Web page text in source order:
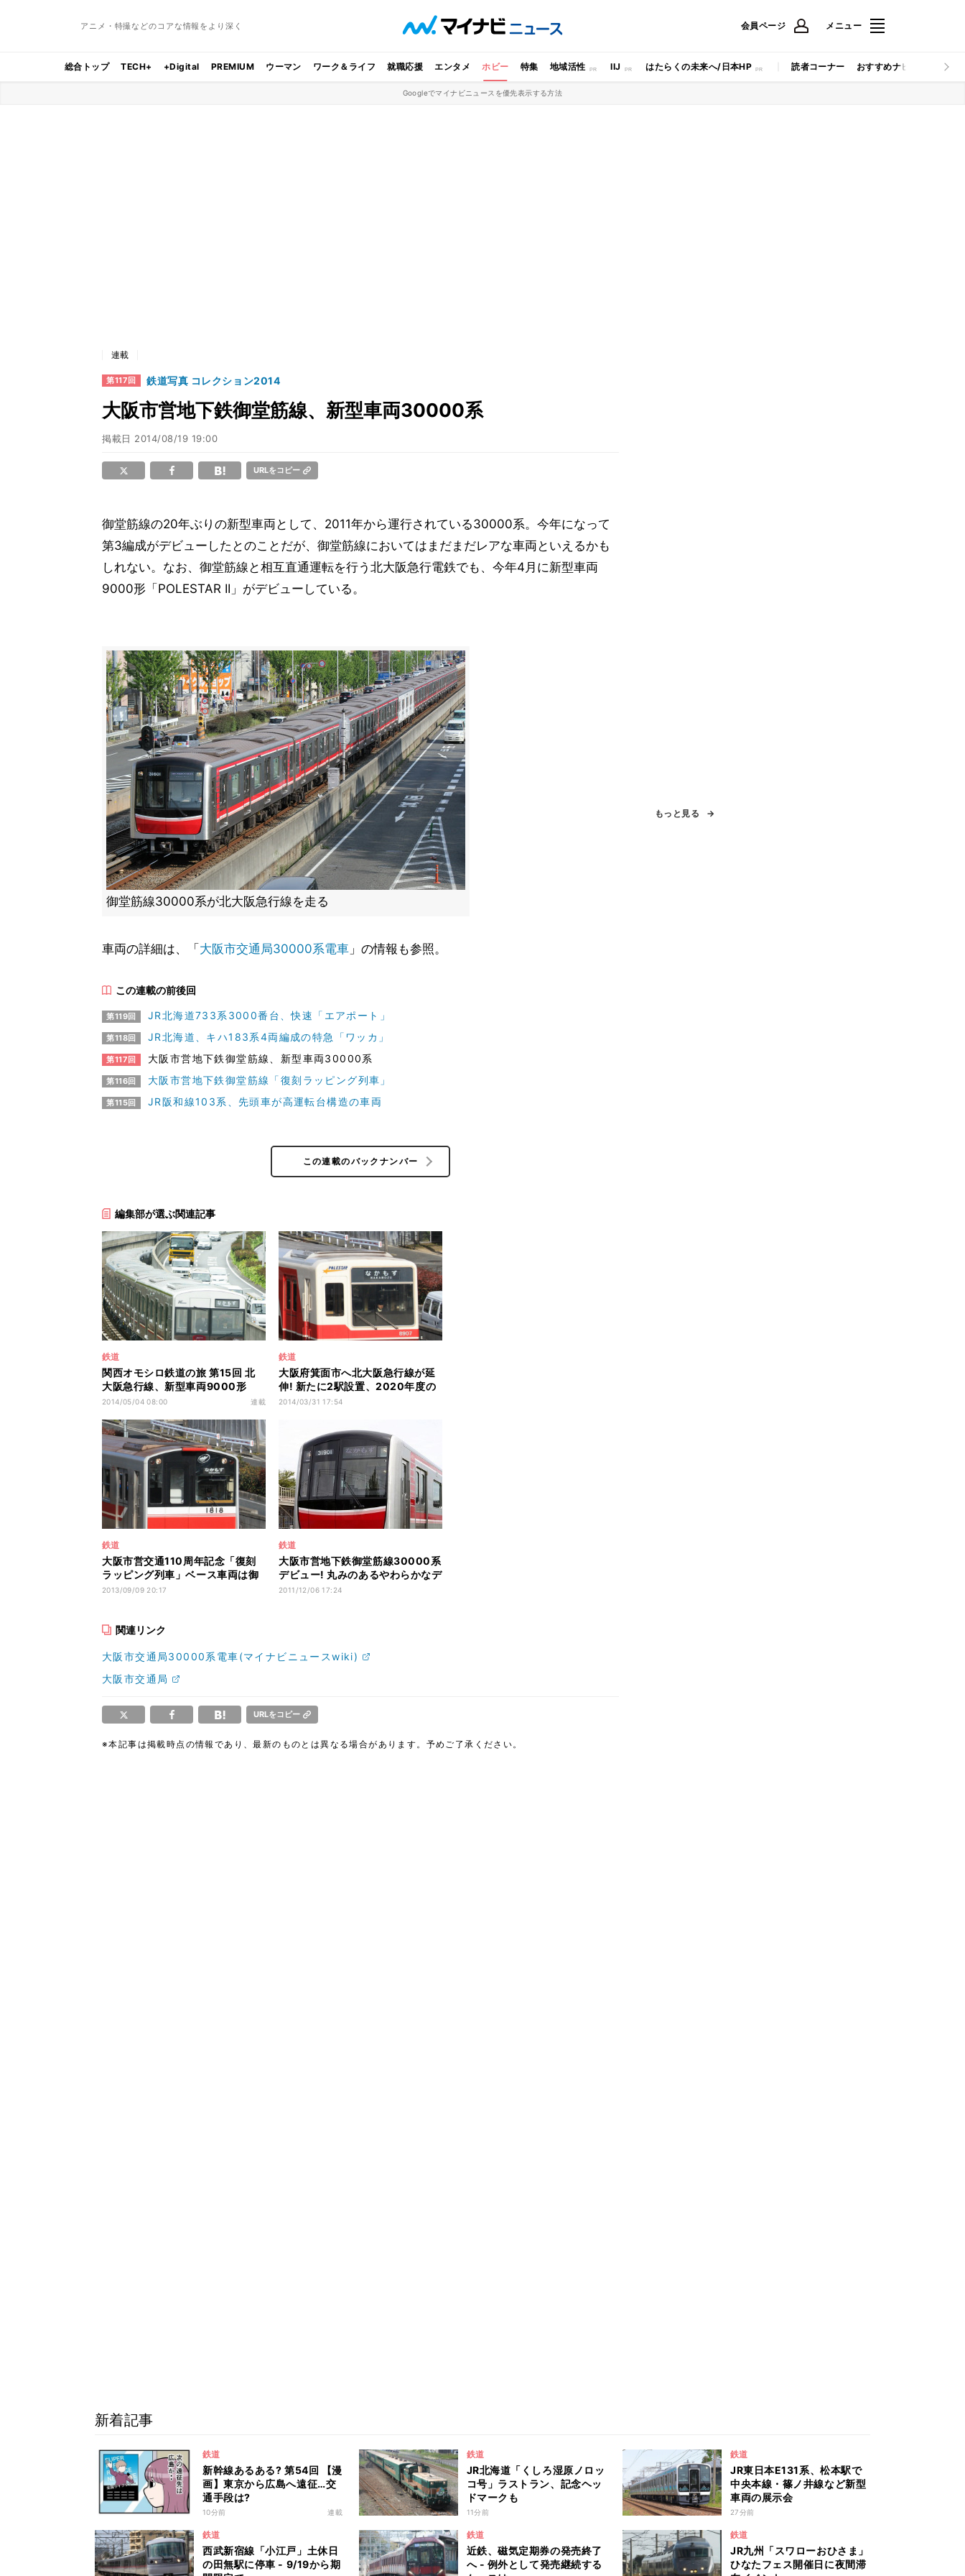
アニメ・特撮などのコアな情報をより深く 会員ページ メニュー
総合トップ TECH+ +Digital PREMIUM ウーマン ワーク＆ライフ 就職応援 エンタメ ホビー 特集 地域活性 IIJ はたらくの未来へ/日本HP 読者コーナー おすすめナビ マイナビ
Googleでマイナビニュースを優先表示する方法
連載
第117回 鉄道写真 コレクション2014
大阪市営地下鉄御堂筋線、新型車両30000系
掲載日 2014/08/19 19:00
URLをコピー
御堂筋線の20年ぶりの新型車両として、2011年から運行されている30000系。今年になって
第3編成がデビューしたとのことだが、御堂筋線においてはまだまだレアな車両といえるかも
しれない。なお、御堂筋線と相互直通運転を行う北大阪急行電鉄でも、今年4月に新型車両
9000形「POLESTAR II」がデビューしている。
御堂筋線30000系が北大阪急行線を走る
車両の詳細は、「 大阪市交通局30000系電車 」の情報も参照。
この連載の前後回
第119回 JR北海道733系3000番台、快速「エアポート」
第118回 JR北海道、キハ183系4両編成の特急「ワッカ」
第117回 大阪市営地下鉄御堂筋線、新型車両30000系
第116回 大阪市営地下鉄御堂筋線「復刻ラッピング列車」
第115回 JR阪和線103系、先頭車が高運転台構造の車両
この連載のバックナンバー
編集部が選ぶ関連記事
鉄道
関西オモシロ鉄道の旅 第15回 北
大阪急行線、新型車両9000形
「POLESTAR II」デビュー
2014/05/04 08:00 連載
鉄道
大阪府箕面市へ北大阪急行線が延
伸! 新たに2駅設置、2020年度の
開業めざす
2014/03/31 17:54
鉄道
大阪市営交通110周年記念「復刻
ラッピング列車」ベース車両は御
堂筋線10系
2013/09/09 20:17
鉄道
大阪市営地下鉄御堂筋線30000系
デビュー! 丸みのあるやわらかなデ
ザインに
2011/12/06 17:24
関連リンク
大阪市交通局30000系電車(マイナビニュースwiki)
大阪市交通局
URLをコピー
※本記事は掲載時点の情報であり、最新のものとは異なる場合があります。予めご了承ください。
もっと見る
新着記事
鉄道
新幹線あるある? 第54回 【漫
画】東京から広島へ遠征…交
通手段は?
10分前 連載
鉄道
JR北海道「くしろ湿原ノロッ
コ号」ラストラン、記念ヘッ
ドマークも
11分前
鉄道
JR東日本E131系、松本駅で
中央本線・篠ノ井線など新型
車両の展示会
27分前
鉄道
西武新宿線「小江戸」土休日
の田無駅に停車 - 9/19から期
鉄道
近鉄、磁気定期券の発売終了
へ - 例外として発売継続する
鉄道
JR九州「スワローおひさま」
ひなたフェス開催日に夜間滞